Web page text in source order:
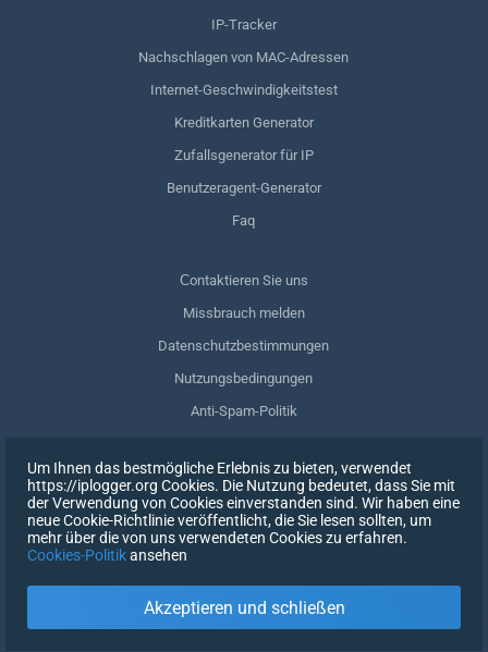
IP-Tracker
Nachschlagen von MAC-Adressen
Internet-Geschwindigkeitstest
Kreditkarten Generator
Zufallsgenerator für IP
Benutzeragent-Generator
Faq
Сontaktieren Sie uns
Missbrauch melden
Datenschutzbestimmungen
Nutzungsbedingungen
Anti-Spam-Politik
Meine Daten löschen
Zustimmung zurückziehen
EINTRAGEN
Um Ihnen das bestmögliche Erlebnis zu bieten, verwendet
https://iplogger.org Cookies. Die Nutzung bedeutet, dass Sie mit
der Verwendung von Cookies einverstanden sind. Wir haben eine
neue Cookie-Richtlinie veröffentlicht, die Sie lesen sollten, um
mehr über die von uns verwendeten Cookies zu erfahren.
Cookies-Politikansehen
Akzeptieren und schließen